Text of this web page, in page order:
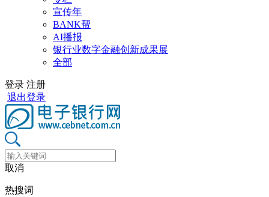
宣传年
BANK帮
AI播报
银行业数字金融创新成果展
全部
登录 注册
退出登录
取消
热搜词